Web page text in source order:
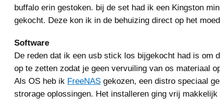
buffalo erin gestoken. bij de set had ik een Kingston
gekocht. Deze kon ik in de behuizing direct op het
Software
De reden dat ik een usb stick los bijgekocht had is om
op te zetten zodat je geen vervuiling van os materiaal
Als OS heb ik FreeNAS gekozen, een distro speciaal
strorage oplossingen. Het installeren ging vrij